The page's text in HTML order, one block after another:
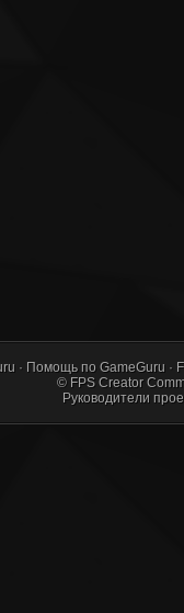
· Помощь по GameGuru ·
© FPS Creator
Руководители